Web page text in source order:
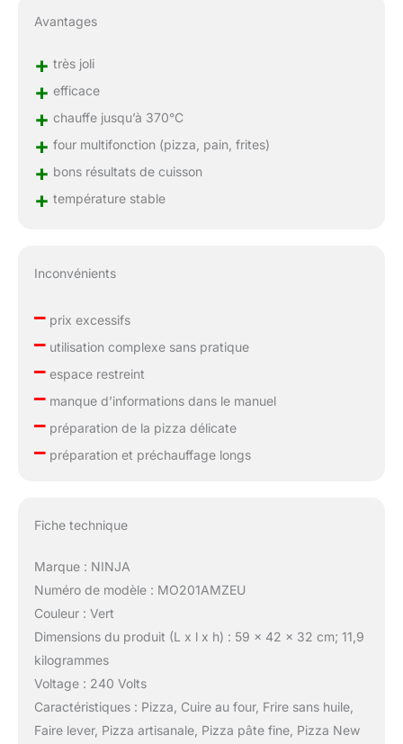
Avantages
+ très joli
+ efficace
+ chauffe jusqu’à 370°C
+ four multifonction (pizza, pain, frites)
+ bons résultats de cuisson
+ température stable
Inconvénients
–prix excessifs
–utilisation complexe sans pratique
–espace restreint
–manque d’informations dans le manuel
–préparation de la pizza délicate
–préparation et préchauffage longs
Fiche technique
Marque : NINJA
Numéro de modèle : MO201AMZEU
Couleur : Vert
Dimensions du produit (L x l x h) : 59 x 42 x 32 cm; 11,9
kilogrammes
Voltage : 240 Volts
Caractéristiques : Pizza, Cuire au four, Frire sans huile,
Faire lever, Pizza artisanale, Pizza pâte fine, Pizza New